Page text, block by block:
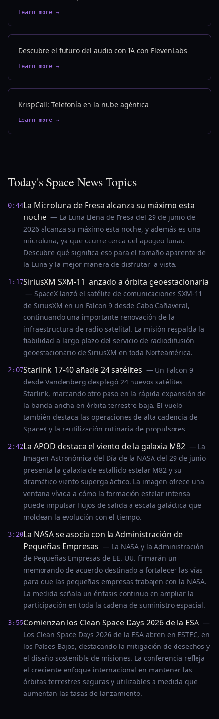
Learn more →
Descubre el futuro del audio con IA con ElevenLabs
Learn more →
KrispCall: Telefonía en la nube agéntica
Learn more →
Today's Space News Topics
0:44La Microluna de Fresa alcanza su máximo esta
noche — La Luna Llena de Fresa del 29 de junio de
2026 alcanza su máximo esta noche, y además es una
microluna, ya que ocurre cerca del apogeo lunar.
Descubre qué significa eso para el tamaño aparente de
la Luna y la mejor manera de disfrutar la vista.
1:17SiriusXM SXM-11 lanzado a órbita geoestacionaria
— SpaceX lanzó el satélite de comunicaciones SXM-11
de SiriusXM en un Falcon 9 desde Cabo Cañaveral,
continuando una importante renovación de la
infraestructura de radio satelital. La misión respalda la
fiabilidad a largo plazo del servicio de radiodifusión
geoestacionario de SiriusXM en toda Norteamérica.
2:07Starlink 17-40 añade 24 satélites — Un Falcon 9
desde Vandenberg desplegó 24 nuevos satélites
Starlink, marcando otro paso en la rápida expansión de
la banda ancha en órbita terrestre baja. El vuelo
también destaca las operaciones de alta cadencia de
SpaceX y la reutilización rutinaria de propulsores.
2:42La APOD destaca el viento de la galaxia M82 — La
Imagen Astronómica del Día de la NASA del 29 de junio
presenta la galaxia de estallido estelar M82 y su
dramático viento supergaláctico. La imagen ofrece una
ventana vívida a cómo la formación estelar intensa
puede impulsar flujos de salida a escala galáctica que
moldean la evolución con el tiempo.
3:20La NASA se asocia con la Administración de
Pequeñas Empresas — La NASA y la Administración
de Pequeñas Empresas de EE. UU. firmarán un
memorando de acuerdo destinado a fortalecer las vías
para que las pequeñas empresas trabajen con la NASA.
La medida señala un énfasis continuo en ampliar la
participación en toda la cadena de suministro espacial.
3:55Comienzan los Clean Space Days 2026 de la ESA —
Los Clean Space Days 2026 de la ESA abren en ESTEC, en
los Países Bajos, destacando la mitigación de desechos y
el diseño sostenible de misiones. La conferencia refleja
el creciente enfoque internacional en mantener las
órbitas terrestres seguras y utilizables a medida que
aumentan las tasas de lanzamiento.